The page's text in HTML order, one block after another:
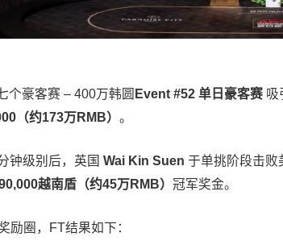
个豪客赛 – 400万韩圆 Event #52 单日豪客赛 吸
（约173万RMB） 。
钟级别后，英国 Wai Kin Suen 于单挑阶段击败
越南盾（约45万RMB） 冠军奖金。
励圈，FT结果如下：